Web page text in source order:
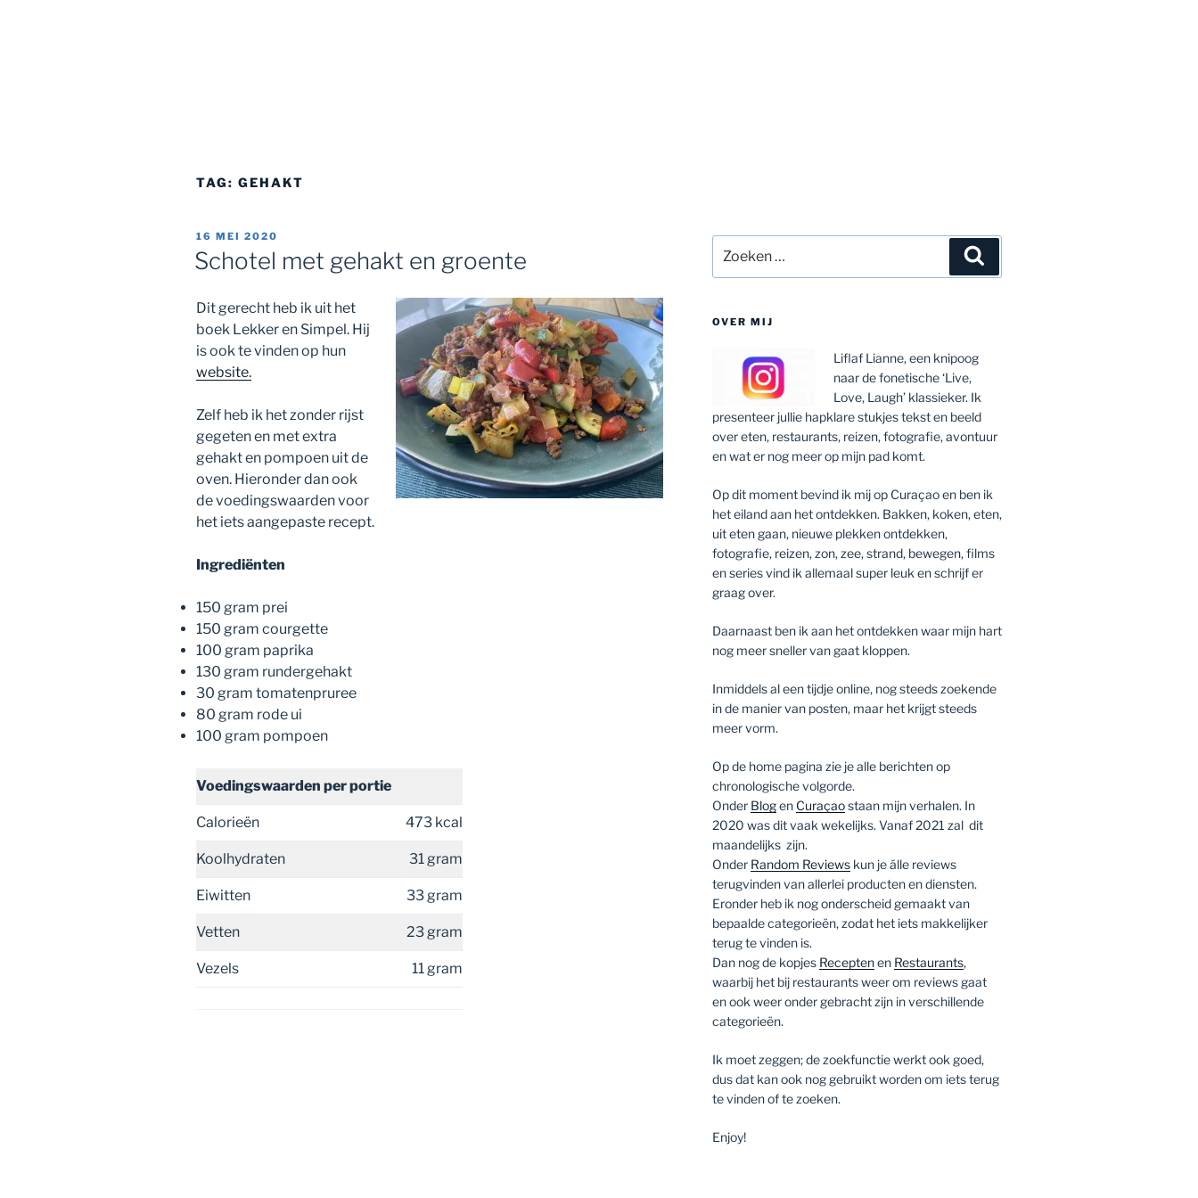
TAG: GEHAKT
GEPLAATST
OP
16 MEI 2020
Schotel met gehakt en groente
Dit gerecht heb ik uit het
boek Lekker en Simpel. Hij
is ook te vinden op hun
website.
Zelf heb ik het zonder rijst
gegeten en met extra
gehakt en pompoen uit de
oven. Hieronder dan ook
de voedingswaarden voor
het iets aangepaste recept.
Ingrediënten
150 gram prei
150 gram courgette
100 gram paprika
130 gram rundergehakt
30 gram tomatenpruree
80 gram rode ui
100 gram pompoen
Voedingswaarden per portie
Calorieën 473 kcal
Koolhydraten 31 gram
Eiwitten 33 gram
Vetten 23 gram
Vezels 11 gram
naar:
OVER MIJ
Liflaf Lianne, een knipoog
naar de fonetische ‘Live,
Love, Laugh’ klassieker. Ik
presenteer jullie hapklare stukjes tekst en beeld
over eten, restaurants, reizen, fotografie, avontuur
en wat er nog meer op mijn pad komt.
Op dit moment bevind ik mij op Curaçao en ben ik
het eiland aan het ontdekken. Bakken, koken, eten,
uit eten gaan, nieuwe plekken ontdekken,
fotografie, reizen, zon, zee, strand, bewegen, films
en series vind ik allemaal super leuk en schrijf er
graag over.
Daarnaast ben ik aan het ontdekken waar mijn hart
nog meer sneller van gaat kloppen.
Inmiddels al een tijdje online, nog steeds zoekende
in de manier van posten, maar het krijgt steeds
meer vorm.
Op de home pagina zie je alle berichten op
chronologische volgorde.
Onder Blogen Curaçaostaan mijn verhalen. In
2020 was dit vaak wekelijks. Vanaf 2021 zal dit
maandelijks zijn.
Onder Random Reviewskun je álle reviews
terugvinden van allerlei producten en diensten.
Eronder heb ik nog onderscheid gemaakt van
bepaalde categorieën, zodat het iets makkelijker
terug te vinden is.
Dan nog de kopjes Receptenen Restaurants,
waarbij het bij restaurants weer om reviews gaat
en ook weer onder gebracht zijn in verschillende
categorieën.
Ik moet zeggen; de zoekfunctie werkt ook goed,
dus dat kan ook nog gebruikt worden om iets terug
te vinden of te zoeken.
Enjoy!